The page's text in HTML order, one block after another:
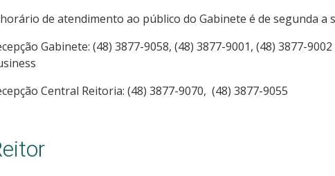
de atendimento ao público do Gabinete é de segunda a
Gabinete: (48) 3877-9058, (48) 3877-9001, (48) 3877-
Central Reitoria: (48) 3877-9070, (48) 3877-9055